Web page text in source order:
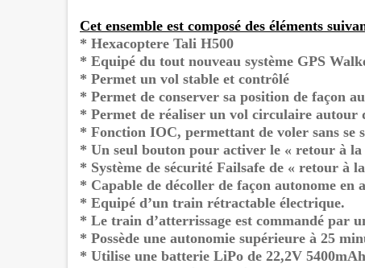
Cet ensemble est composé des éléments
* Hexacoptere Tali H500
* Equipé du tout nouveau système GPS
* Permet un vol stable et contrôlé
* Permet de conserver sa position de façon
* Permet de réaliser un vol circulaire autour
* Fonction IOC, permettant de voler sans se
* Un seul bouton pour activer le « retour à la
* Système de sécurité Failsafe de « retour à
* Capable de décoller de façon autonome en
* Equipé d’un train rétractable électrique.
* Le train d’atterrissage est commandé par
* Possède une autonomie supérieure à 25
* Utilise une batterie LiPo de 22,2V